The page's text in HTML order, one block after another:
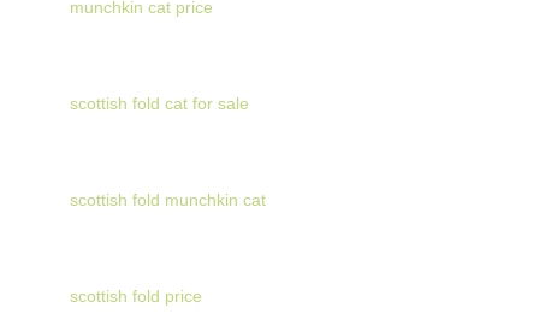
munchkin cat price
scottish fold cat for sale
scottish fold munchkin cat
scottish fold price